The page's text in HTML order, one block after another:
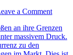
a Comment
an ihre Grenzen
massivem Druck.
zu den